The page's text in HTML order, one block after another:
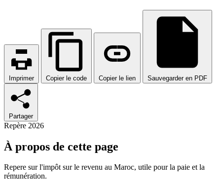
Imprimer Copier le code Copier le lien Sauvegarder en PDF
Partager
Repère 2026
À propos de cette page
Repere sur l'impôt sur le revenu au Maroc, utile pour la paie et la
rémunération.